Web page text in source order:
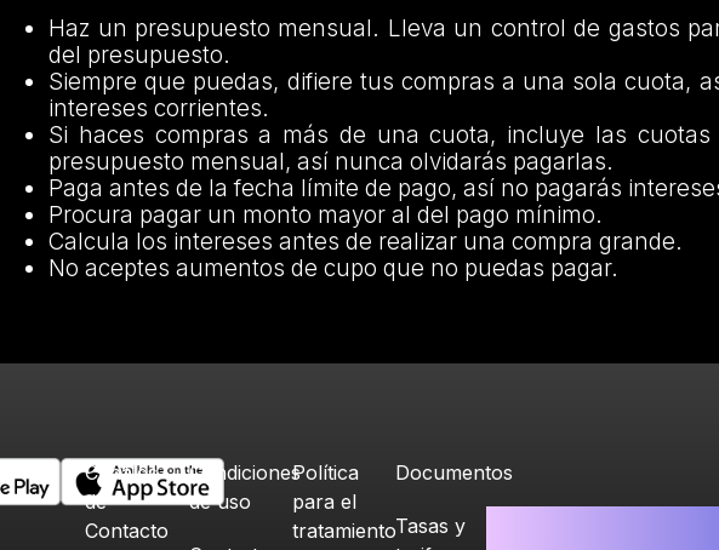
Haz un presupuesto mensual. Lleva un control de gastos
del presupuesto.
Siempre que puedas, difiere tus compras a una sola cuota,
intereses corrientes.
Si haces compras a más de una cuota, incluye las
presupuesto mensual, así nunca olvidarás pagarlas.
Paga antes de la fecha límite de pago, así no pagarás
Procura pagar un monto mayor al del pago mínimo.
Calcula los intereses antes de realizar una compra grande.
No aceptes aumentos de cupo que no puedas pagar.
Canales
de
Contacto
Condiciones
de uso
Política
para el
tratamiento
Documentos
Tasas y